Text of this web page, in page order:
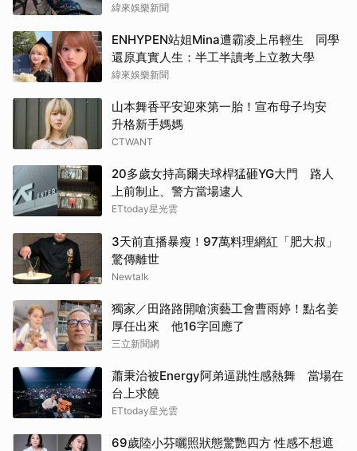
緯來娛樂新聞
ENHYPEN站姐Mina遭霸凌上吊輕生 同學
還原真實人生：半工半讀考上立教大學
緯來娛樂新聞
山本舞香平安迎來第一胎！宣布母子均安
升格新手媽媽
CTWANT
20多歲女持高爾夫球桿猛砸YG大門 路人
上前制止、警方當場逮人
ETtoday星光雲
3天前直播暴瘦！97萬料理網紅「肥大叔」
驚傳離世
Newtalk
獨家／田路路開嗆演藝工會曹雨婷！點名姜
厚任出來 他16字回應了
三立新聞網
蕭秉治被Energy阿弟逼跳性感熱舞 當場在
台上求饒
ETtoday星光雲
69歲陸小芬曬照狀態驚艷四方 性感不想遮